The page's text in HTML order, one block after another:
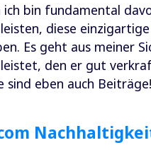
ich bin fundamental
diese
Es geht aus meiner
den er gut
sind eben auch Beiträge!